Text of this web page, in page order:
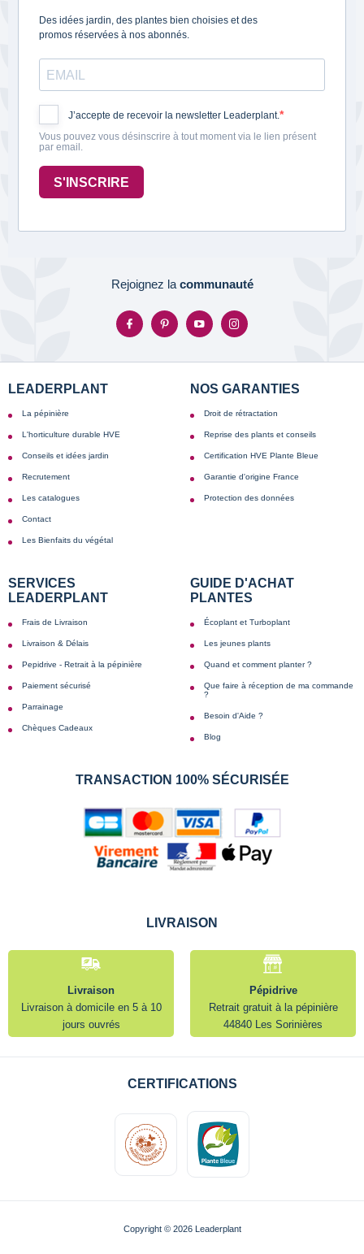
Des idées jardin, des plantes bien choisies et des
promos réservées à nos abonnés.
J’accepte de recevoir la newsletter Leaderplant.
Vous pouvez vous désinscrire à tout moment via le lien présent
par email.
S'INSCRIRE
Rejoignez la communauté
LEADERPLANT
La pépinière
L'horticulture durable HVE
Conseils et idées jardin
Recrutement
Les catalogues
Contact
Les Bienfaits du végétal
NOS GARANTIES
Droit de rétractation
Reprise des plants et conseils
Certification HVE Plante Bleue
Garantie d'origine France
Protection des données
SERVICES
LEADERPLANT
Frais de Livraison
Livraison & Délais
Pepidrive - Retrait à la pépinière
Paiement sécurisé
Parrainage
Chèques Cadeaux
GUIDE D'ACHAT
PLANTES
Écoplant et Turboplant
Les jeunes plants
Quand et comment planter ?
Que faire à réception de ma commande
?
Besoin d'Aide ?
Blog
TRANSACTION 100% SÉCURISÉE
LIVRAISON
Livraison
Livraison à domicile en 5 à 10
jours ouvrés
Pépidrive
Retrait gratuit à la pépinière
44840 Les Sorinières
CERTIFICATIONS
Copyright © 2026 Leaderplant